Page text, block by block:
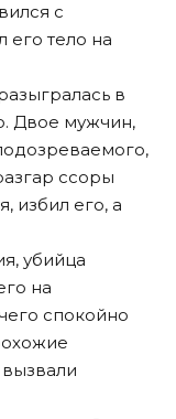
с
его тело на
в
Двое мужчин,
ссоры
избил его, а
убийца
на
спокойно